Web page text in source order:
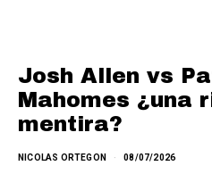
Josh Allen vs
Mahomes ¿una
mentira?
NICOLAS ORTEGON 08/07/2026